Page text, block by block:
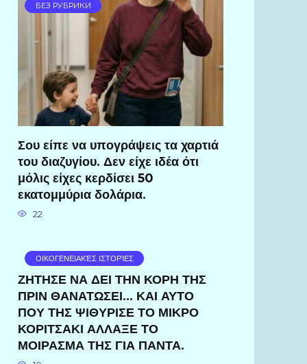
БЕЗ РУБРИКИ
Σου είπε να υπογράψεις τα χαρτιά
του διαζυγίου. Δεν είχε ιδέα ότι
μόλις είχες κερδίσει 50
εκατομμύρια δολάρια.
22
ΟΙΚΟΓΕΝΕΙΑΚΈΣ ΙΣΤΟΡΊΕΣ
ΖΗΤΗΣΕ ΝΑ ΔΕΙ ΤΗΝ ΚΟΡΗ ΤΗΣ
ΠΡΙΝ ΘΑΝΑΤΩΣΕΙ… ΚΑΙ ΑΥΤΟ
ΠΟΥ ΤΗΣ ΨΙΘΥΡΙΣΕ ΤΟ ΜΙΚΡΟ
ΚΟΡΙΤΣΑΚΙ ΑΛΛΑΞΕ ΤΟ
ΜΟΙΡΑΣΜΑ ΤΗΣ ΓΙΑ ΠΑΝΤΑ.